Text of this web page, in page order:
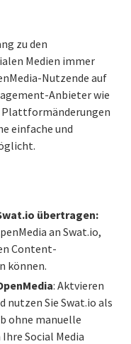
zu den
Medien immer
Nutzende auf
Anbieter wie
Plattformänderungen
einfache und
übertragen:
an Swat.io,
Content-
können.
: Aktvieren
nutzen Sie Swat.io als
ohne manuelle
Social Media